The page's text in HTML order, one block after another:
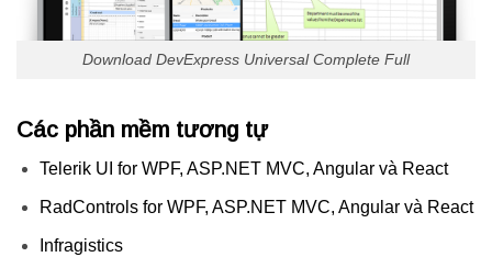
Download DevExpress Universal Complete Full
Các phần mềm tương tự
Telerik UI for WPF, ASP.NET MVC, Angular và React
RadControls for WPF, ASP.NET MVC, Angular và React
Infragistics